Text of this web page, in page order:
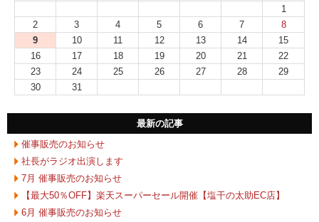
1
2
3 4 5 6 7
8
9
10 11 12 13 14
15
16
17 18 19 20 21
22
23
24 25 26 27 28
29
30
31
最新の記事
催事販売のお知らせ
社長がラジオ出演します
7月 催事販売のお知らせ
【最大50％OFF】楽天スーパーセール開催【塩干の太助EC店】
6月 催事販売のお知らせ